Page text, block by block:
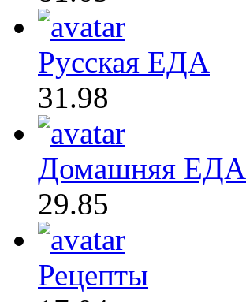
Русская ЕДА
31.98
Домашняя ЕДА
29.85
Рецепты